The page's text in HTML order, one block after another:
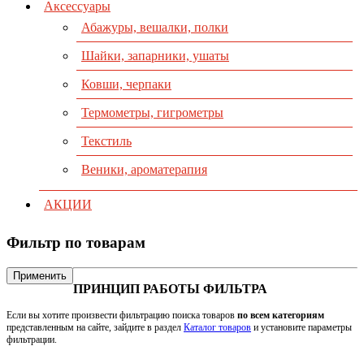
Аксессуары
Абажуры, вешалки, полки
Шайки, запарники, ушаты
Ковши, черпаки
Термометры, гигрометры
Текстиль
Веники, ароматерапия
АКЦИИ
Фильтр по товарам
Применить
ПРИНЦИП РАБОТЫ ФИЛЬТРА
Если вы хотите произвести фильтрацию поиска товаров по всем категориям
представленным на сайте, зайдите в раздел Каталог товаров и установите параметры
фильтрации.